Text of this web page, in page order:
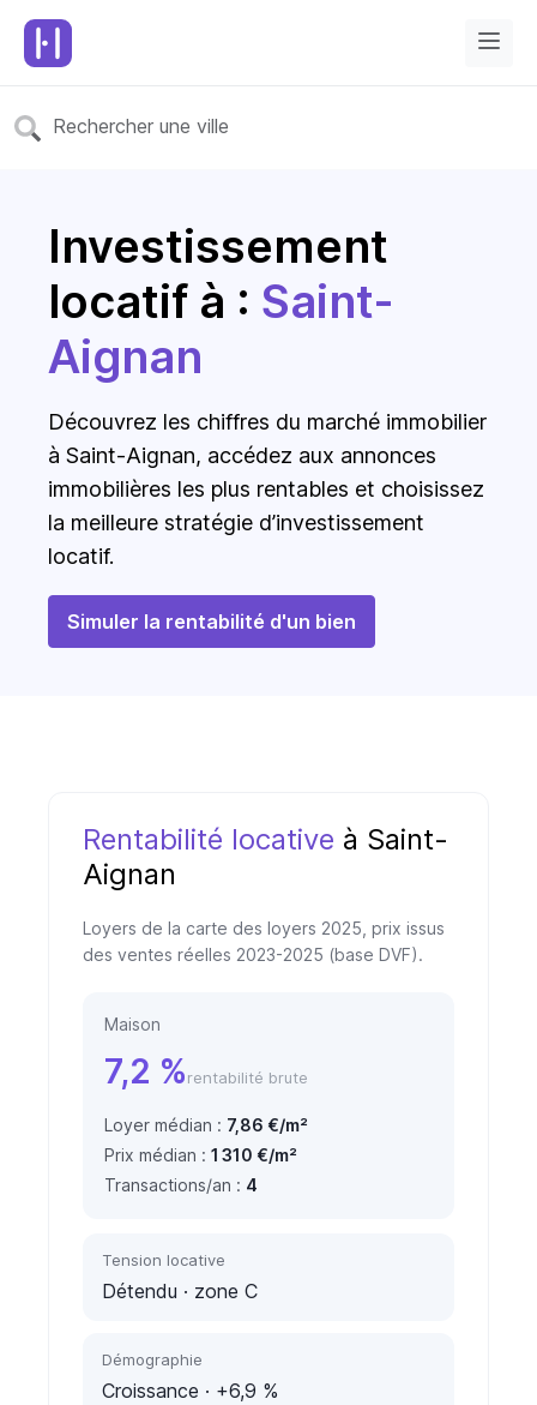
Investissement
locatif à : Saint-
Aignan
Découvrez les chiffres du marché immobilier
à Saint-Aignan, accédez aux annonces
immobilières les plus rentables et choisissez
la meilleure stratégie d’investissement
locatif.
Simuler la rentabilité d'un bien
Rentabilité locative à Saint-
Aignan
Loyers de la carte des loyers 2025, prix issus
des ventes réelles 2023-2025 (base DVF).
Maison
7,2 %rentabilité brute
Loyer médian : 7,86 €/m²
Prix médian : 1 310 €/m²
Transactions/an : 4
Tension locative
Détendu · zone C
Démographie
Croissance · +6,9 %